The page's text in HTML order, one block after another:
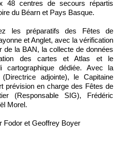
48 centres de secours répartis
du Béarn et Pays Basque.
les préparatifs des Fêtes de
et Anglet, avec la vérification
la BAN, la collecte de données
des cartes et Atlas et le
cartographique dédiée. Avec la
adjointe), le Capitaine
prévision en charge des Fêtes de
(Responsable SIG), Frédéric
Morel.
Fodor et Geoffrey Boyer